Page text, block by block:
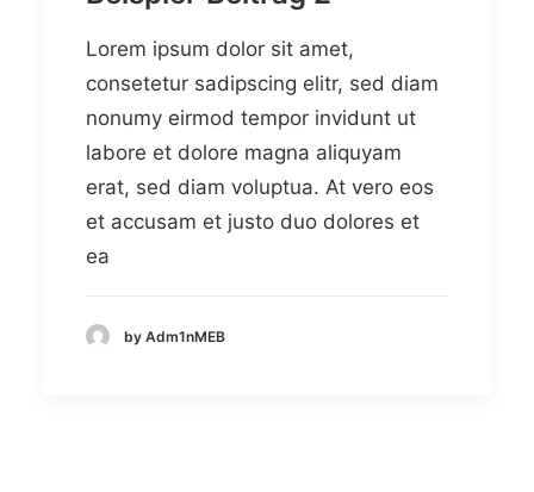
Lorem ipsum dolor sit amet,
consetetur sadipscing elitr, sed diam
nonumy eirmod tempor invidunt ut
labore et dolore magna aliquyam
erat, sed diam voluptua. At vero eos
et accusam et justo duo dolores et
ea
by Adm1nMEB